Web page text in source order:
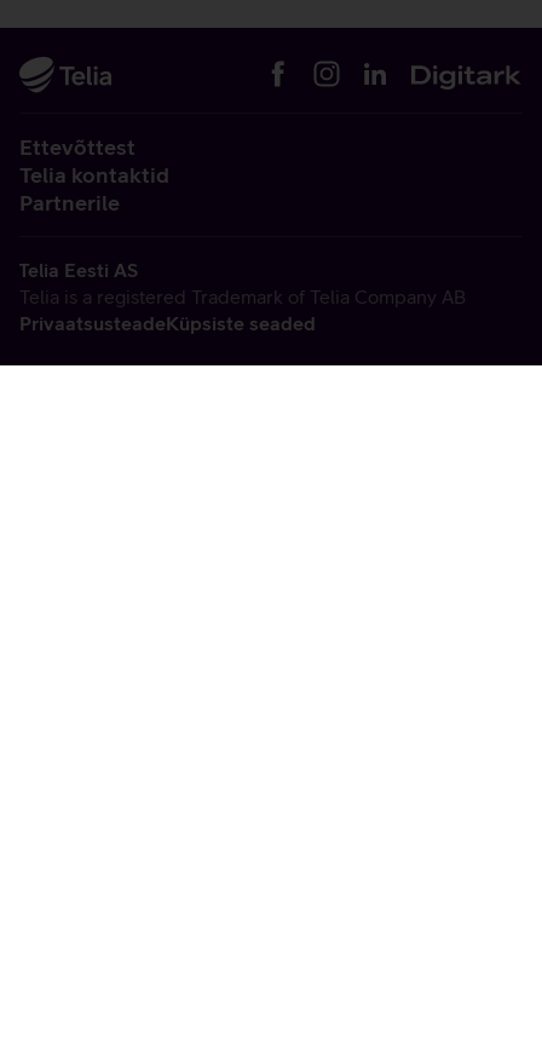
Ettevõttest
Telia kontaktid
Partnerile
Telia Eesti AS
Telia is a registered Trademark of Telia Company AB
PrivaatsusteadeKüpsiste seaded